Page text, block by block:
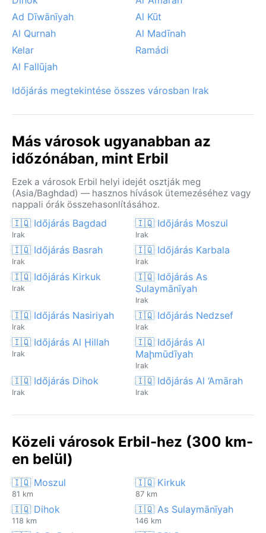
Ad Dīwānīyah
Al Kūt
Al Qurnah
Al Madīnah
Kelar
Ramádi
Al Fallūjah
Időjárás megtekintése összes városban Irak
Más városok ugyanabban az
időzónában, mint Erbil
Ezek a városok Erbil helyi idejét osztják meg
(Asia/Baghdad) — hasznos hívások ütemezéséhez vagy
nappali órák összehasonlításához.
🇮🇶 Időjárás Bagdad
Irak
🇮🇶 Időjárás Moszul
Irak
🇮🇶 Időjárás Basrah
Irak
🇮🇶 Időjárás Karbala
Irak
🇮🇶 Időjárás Kirkuk
Irak
🇮🇶 Időjárás As
Sulaymānīyah
Irak
🇮🇶 Időjárás Nasiriyah
Irak
🇮🇶 Időjárás Nedzsef
Irak
🇮🇶 Időjárás Al Ḩillah
Irak
🇮🇶 Időjárás Al
Maḩmūdīyah
Irak
🇮🇶 Időjárás Dihok
Irak
🇮🇶 Időjárás Al ‘Amārah
Irak
Közeli városok Erbil-hez (300 km-
en belül)
🇮🇶 Moszul
81 km
🇮🇶 Kirkuk
87 km
🇮🇶 Dihok
118 km
🇮🇶 As Sulaymānīyah
146 km